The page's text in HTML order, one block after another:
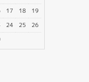
17 18
19
24 25
26